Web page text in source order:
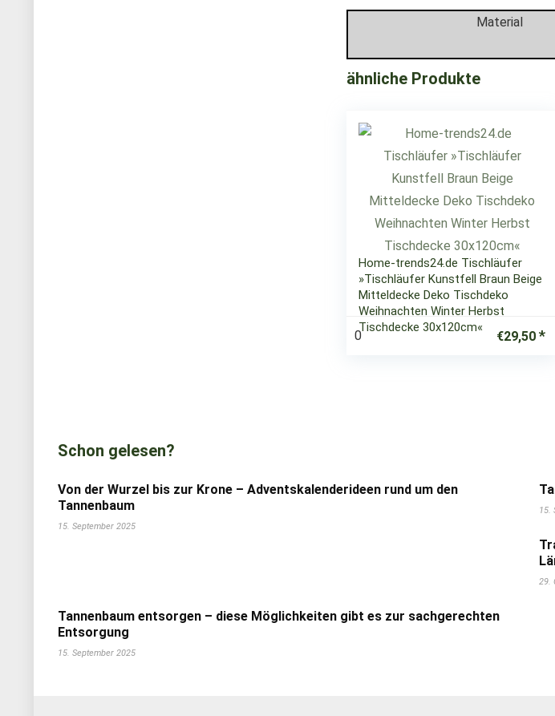
Material
ähnliche Produkte
Home-trends24.de Tischläufer
»Tischläufer Kunstfell Braun Beige
Mitteldecke Deko Tischdeko
Weihnachten Winter Herbst
Tischdecke 30x120cm«
0 €29,50
Schon gelesen?
Von der Wurzel bis zur Krone – Adventskalenderideen rund um den
Tannenbaum
15. September 2025
15.
29.
Tannenbaum entsorgen – diese Möglichkeiten gibt es zur sachgerechten
Entsorgung
15. September 2025